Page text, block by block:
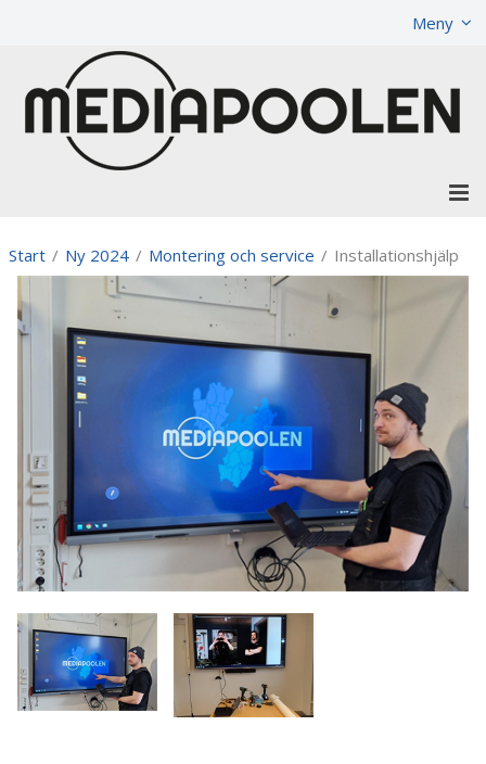
Meny
Start / Ny 2024 / Montering och service / Installationshjälp